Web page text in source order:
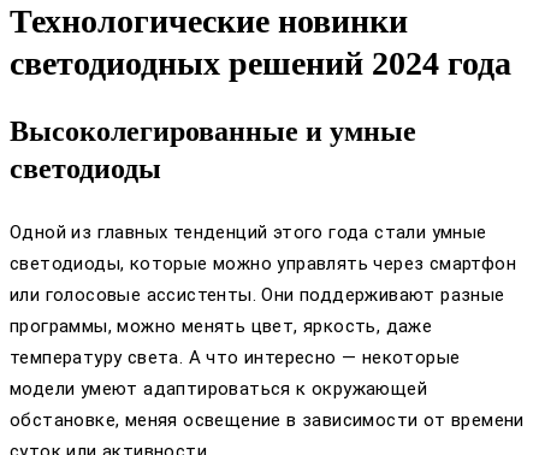
Технологические новинки
светодиодных решений 2024 года
Высоколегированные и умные
светодиоды
Одной из главных тенденций этого года стали умные
светодиоды, которые можно управлять через смартфон
или голосовые ассистенты. Они поддерживают разные
программы, можно менять цвет, яркость, даже
температуру света. А что интересно — некоторые
модели умеют адаптироваться к окружающей
обстановке, меняя освещение в зависимости от времени